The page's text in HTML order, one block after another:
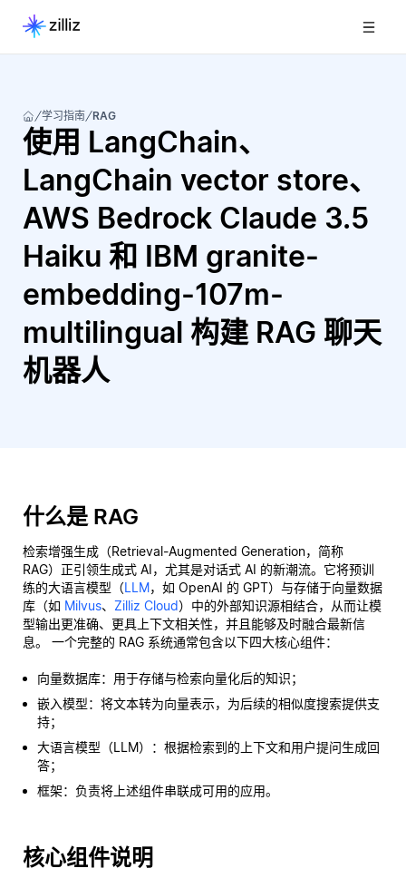
学习指南 RAG
使用 LangChain、
LangChain vector store、
AWS Bedrock Claude 3.5
Haiku 和 IBM granite-
embedding-107m-
multilingual 构建 RAG 聊天
机器人
什么是 RAG
检索增强生成（Retrieval-Augmented Generation，简称
RAG）正引领生成式 AI，尤其是对话式 AI 的新潮流。它将预训
练的大语言模型（LLM，如 OpenAI 的 GPT）与存储于向量数据
库（如 Milvus、 Zilliz Cloud）中的外部知识源相结合，从而让模
型输出更准确、更具上下文相关性，并且能够及时融合最新信
息。 一个完整的 RAG 系统通常包含以下四大核心组件：
向量数据库：用于存储与检索向量化后的知识；
嵌入模型：将文本转为向量表示，为后续的相似度搜索提供支
持；
大语言模型（LLM）：根据检索到的上下文和用户提问生成回
答；
框架：负责将上述组件串联成可用的应用。
核心组件说明